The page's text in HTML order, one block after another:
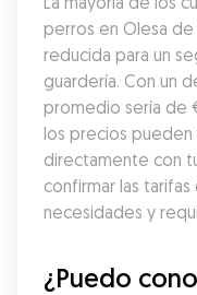
perros en Olesa de
reducida para un
guardería. Con un
promedio sería de
los precios pueden
directamente con
confirmar las
necesidades y
¿Puedo